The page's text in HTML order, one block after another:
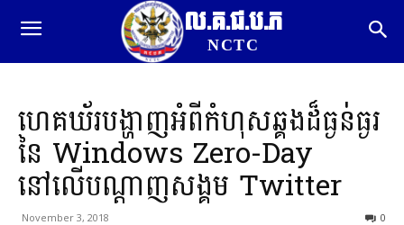
ល.គ.ជ.ប.ភ
NCTC
ហេគឃ័របង្ហាញអំពីកំហុសឆ្គងដ៏ធ្ងន់ធ្ងរ
នៃ Windows Zero-Day
នៅលើបណ្តាញសង្គម Twitter
November 3, 2018 0